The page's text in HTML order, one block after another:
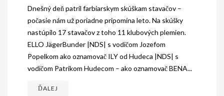
Dnešný deň patril farbiarskym skúškam stavačov –
počasie nám už poriadne pripomína leto. Na skúšky
nastúpilo 17 stavačov z toho 11 klubových plemien.
ELLO JägerBunder |NDS| s vodičom Jozefom
Popelkom ako oznamovač ILY od Hudeca |NDS| s
vodičom Patrikom Hudecom – ako oznamovač BENA...
ĎALEJ